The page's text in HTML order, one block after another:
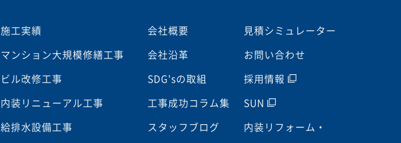
施工実績
マンション大規模修繕工事
ビル改修工事
内装リニューアル工事
給排水設備工事
会社概要
会社沿革
SDG'sの取組
工事成功コラム集
スタッフブログ
見積シミュレーター
お問い合わせ
採用情報
SUN
内装リフォーム・